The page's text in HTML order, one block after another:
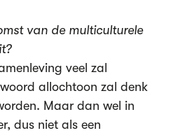
van de multiculturele
veel zal
allochtoon zal denk
Maar dan wel in
dus niet als een